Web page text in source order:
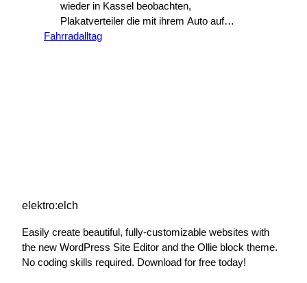
wieder in Kassel beobachten,
Plakatverteiler die mit ihrem Auto auf
Fuß- und Fahradwegen oder in absoluten
Fahrradalltag
elektro:elch
Easily create beautiful, fully-customizable websites with
the new WordPress Site Editor and the Ollie block theme.
No coding skills required. Download for free today!